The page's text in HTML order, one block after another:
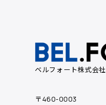
ベルフォート株式会社
〒460-0003